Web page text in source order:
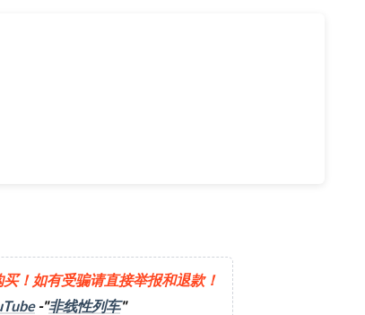
！如有受骗请直接举报和退款！
-"非线性列车"